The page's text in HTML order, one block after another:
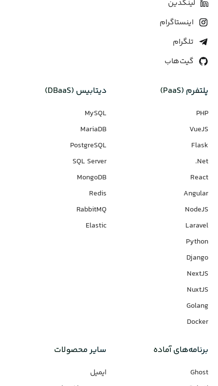
لینکدین
اینستاگرام
تلگرام
گیت‌هاب
پلتفرم (PaaS)
PHP
VueJS
Flask
Net.
React
Angular
NodeJS
Laravel
Python
Django
NextJS
NuxtJS
Golang
Docker
دیتابیس‌ (DBaaS)
MySQL
MariaDB
PostgreSQL
SQL Server
MongoDB
Redis
RabbitMQ
Elastic
برنامه‌های‌ آماده
Ghost
سایر محصولات
ایمیل